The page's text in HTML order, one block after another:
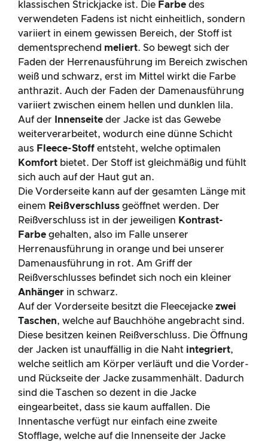
klassischen Strickjacke ist. Die Farbe des
verwendeten Fadens ist nicht einheitlich, sondern
variiert in einem gewissen Bereich, der Stoff ist
dementsprechend meliert. So bewegt sich der
Faden der Herrenausführung im Bereich zwischen
weiß und schwarz, erst im Mittel wirkt die Farbe
anthrazit. Auch der Faden der Damenausführung
variiert zwischen einem hellen und dunklen lila.
Auf der
Innenseite der Jacke ist das Gewebe
weiterverarbeitet, wodurch eine dünne Schicht
aus Fleece-Stoff entsteht, welche optimalen
Komfort bietet. Der Stoff ist gleichmäßig und fühlt
sich auch auf der Haut gut an.
Die Vorderseite kann auf der gesamten Länge mit
einem Reißverschluss geöffnet werden. Der
Reißverschluss ist in der jeweiligen Kontrast-
Farbe gehalten, also im Falle unserer
Herrenausführung in orange und bei unserer
Damenausführung in rot. Am Griff der
Reißverschlusses befindet sich noch ein kleiner
Anhänger in schwarz.
Auf der Vorderseite besitzt die Fleecejacke zwei
Taschen, welche auf Bauchhöhe angebracht sind.
Diese besitzen keinen Reißverschluss. Die Öffnung
der Jacken ist unauffällig in die Naht integriert,
welche seitlich am Körper verläuft und die Vorder-
und Rückseite der Jacke zusammenhält. Dadurch
sind die Taschen so dezent in die Jacke
eingearbeitet, dass sie kaum auffallen. Die
Innentasche verfügt nur einfach eine zweite
Stofflage, welche auf die Innenseite der Jacke